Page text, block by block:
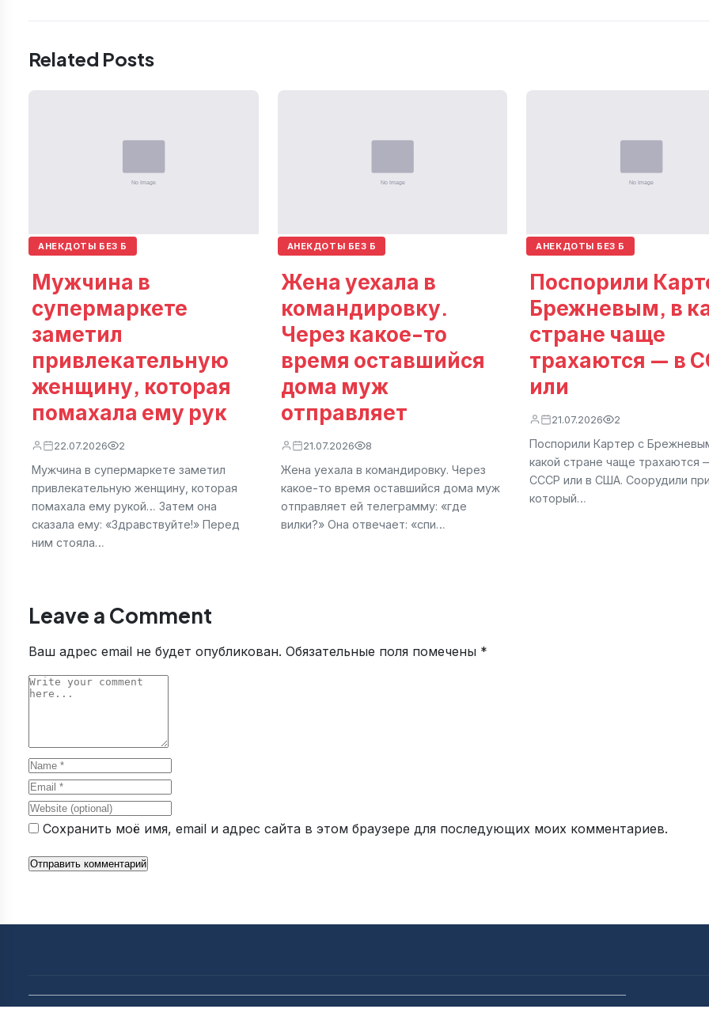
Related Posts
АНЕКДОТЫ БЕЗ Б
Мужчина в
супермаркете
заметил
привлекательную
женщину, которая
помахала ему рук
22.07.2026 2
Мужчина в супермаркете заметил
привлекательную женщину, которая
помахала ему рукой… Затем она
сказала ему: «Здравствуйте!» Перед
ним стояла…
АНЕКДОТЫ БЕЗ Б
Жена уехала в
командировку.
Через какое-то
время оставшийся
дома муж
отправляет
21.07.2026 8
Жена уехала в командировку. Через
какое-то время оставшийся дома муж
отправляет ей телеграмму: «где
вилки?» Она отвечает: «спи…
АНЕКДОТЫ БЕЗ Б
Поспорили
Брежневым, в
стране чаще
трахаются — в
или
21.07.2026 2
Поспорили Картер с
какой стране чаще трахаются
СССР или в США. Соорудили
который…
Leave a Comment
Ваш адрес email не будет опубликован. Обязательные поля помечены *
Comment
Name
Email
Website
Сохранить моё имя, email и адрес сайта в этом браузере для последующих моих комментариев.
Отправить комментарий